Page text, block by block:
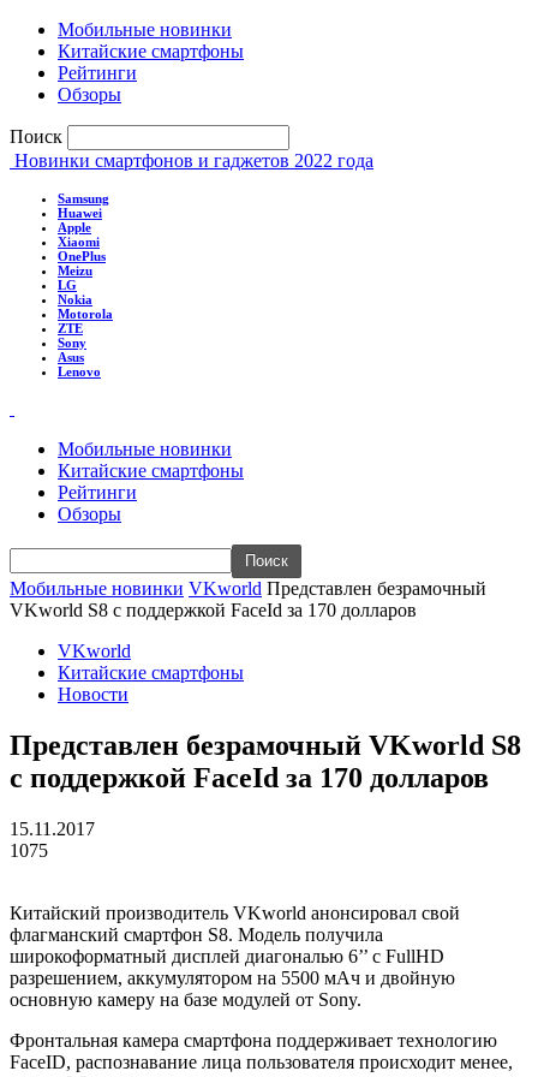
Мобильные новинки
Китайские смартфоны
Рейтинги
Обзоры
Поиск
Новинки смартфонов и гаджетов 2022 года
Samsung
Huawei
Apple
Xiaomi
OnePlus
Meizu
LG
Nokia
Motorola
ZTE
Sony
Asus
Lenovo
Мобильные новинки
Китайские смартфоны
Рейтинги
Обзоры
Мобильные новинки VKworld Представлен безрамочный
VKworld S8 с поддержкой FaceId за 170 долларов
VKworld
Китайские смартфоны
Новости
Представлен безрамочный VKworld S8
с поддержкой FaceId за 170 долларов
15.11.2017
1075
Китайский производитель VKworld анонсировал свой
флагманский смартфон S8. Модель получила
широкоформатный дисплей диагональю 6’’ с FullHD
разрешением, аккумулятором на 5500 мАч и двойную
основную камеру на базе модулей от Sony.
Фронтальная камера смартфона поддерживает технологию
FaceID, распознавание лица пользователя происходит менее,